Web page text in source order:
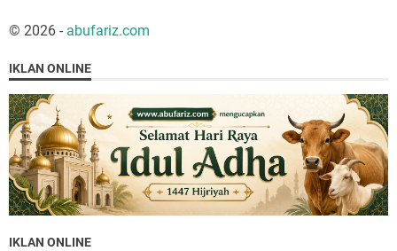
© 2026 - abufariz.com
IKLAN ONLINE
IKLAN ONLINE